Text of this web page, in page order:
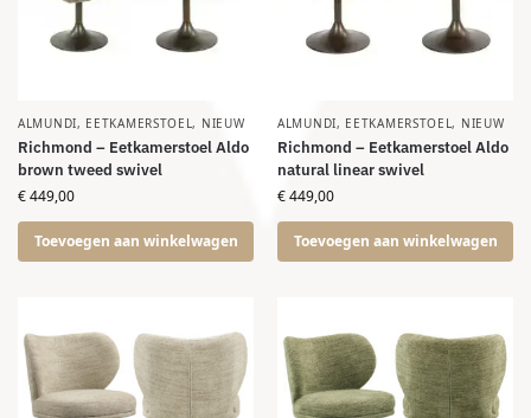
ALMUNDI, EETKAMERSTOEL, NIEUW
Richmond – Eetkamerstoel Aldo
brown tweed swivel
€449,00
Toevoegen aan winkelwagen
ALMUNDI, EETKAMERSTOEL, NIEUW
Richmond – Eetkamerstoel Aldo
natural linear swivel
€449,00
Toevoegen aan winkelwagen